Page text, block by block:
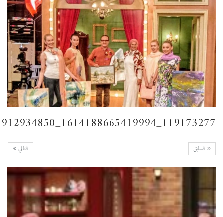
119173277_1614188665419994_8727595215912934850_n
التالي السابق